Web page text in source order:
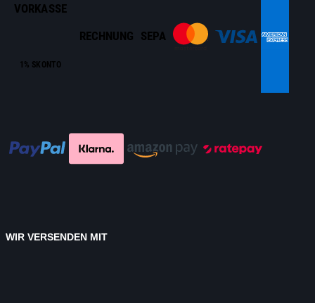
VORKASSE
1% SKONTO
RECHNUNG SEPA
WIR VERSENDEN MIT